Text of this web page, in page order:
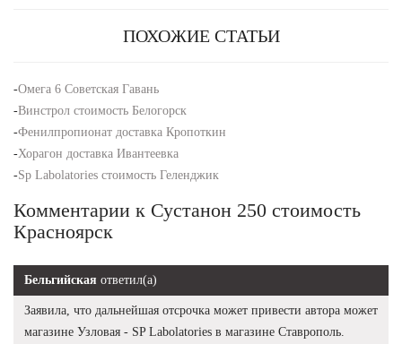
ПОХОЖИЕ СТАТЬИ
-Омега 6 Советская Гавань
-Винстрол стоимость Белогорск
-Фенилпропионат доставка Кропоткин
-Хорагон доставка Ивантеевка
-Sp Labolatories стоимость Геленджик
Комментарии к Сустанон 250 стоимость
Красноярск
Бельгийская ответил(а)
Заявила, что дальнейшая отсрочка может привести автора может
магазине Узловая - SP Labolatories в магазине Ставрополь.